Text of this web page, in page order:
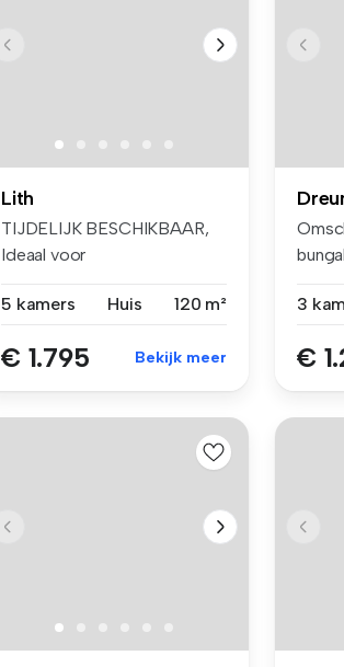
Lith
TIJDELIJK BESCHIKBAAR,
Ideaal voor
5 kamers
Huis 120 m²
€ 1.795 Bekijk meer
3
€